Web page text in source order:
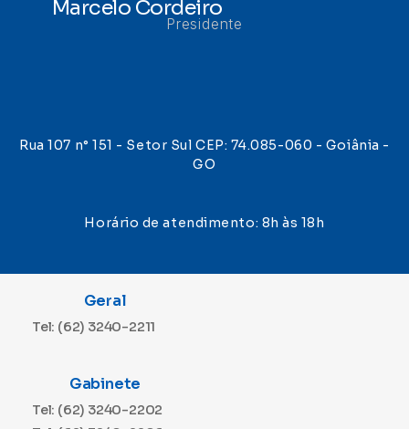
Marcelo Cordeiro
Presidente
Rua 107 n° 151 - Setor Sul CEP: 74.085-060 - Goiânia -
GO
Horário de atendimento: 8h às 18h
Geral
Tel: (62) 3240-2211
Gabinete
Tel: (62) 3240-2202